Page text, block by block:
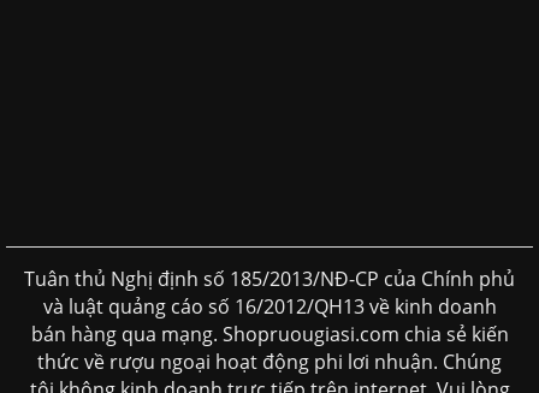
Tuân thủ Nghị định số 185/2013/NĐ-CP của Chính phủ
và luật quảng cáo số 16/2012/QH13 về kinh doanh
bán hàng qua mạng. Shopruougiasi.com chia sẻ kiến
thức về rượu ngoại hoạt động phi lơi nhuận. Chúng